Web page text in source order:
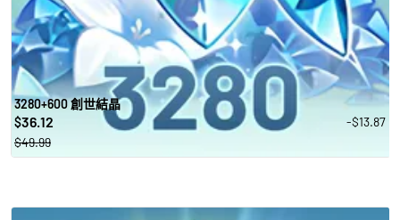
3280+600 創世結晶
$36.12
-$13.87
$49.99